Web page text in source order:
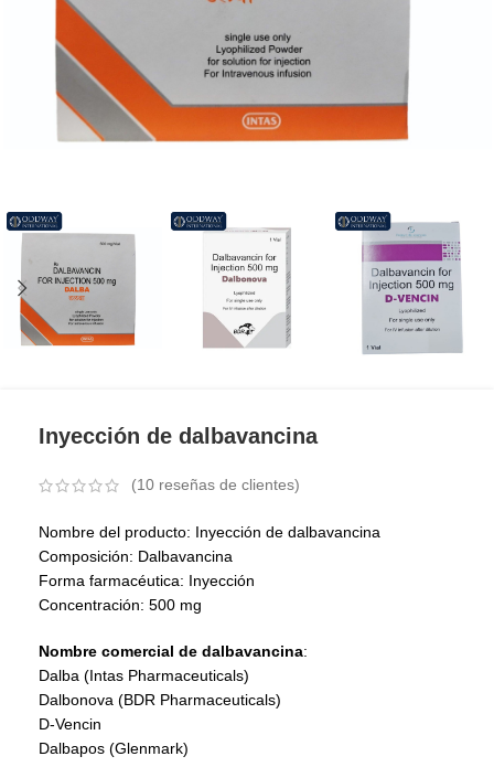
Inyección de dalbavancina
(10 reseñas de clientes)
Nombre del producto: Inyección de dalbavancina
Composición: Dalbavancina
Forma farmacéutica: Inyección
Concentración: 500 mg
Nombre comercial de dalbavancina:
Dalba (Intas Pharmaceuticals)
Dalbonova (BDR Pharmaceuticals)
D-Vencin
Dalbapos (Glenmark)